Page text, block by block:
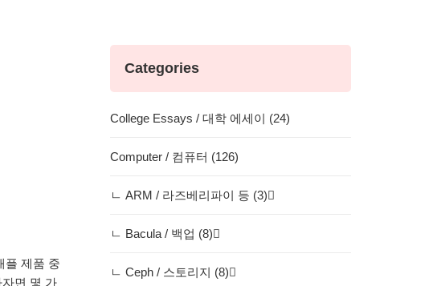
플 제품 중
면 몇 가
Categories
College Essays / 대학 에세이 (24)
Computer / 컴퓨터 (126)
ㄴ ARM / 라즈베리파이 등 (3)
ㄴ Bacula / 백업 (8)
ㄴ Ceph / 스토리지 (8)